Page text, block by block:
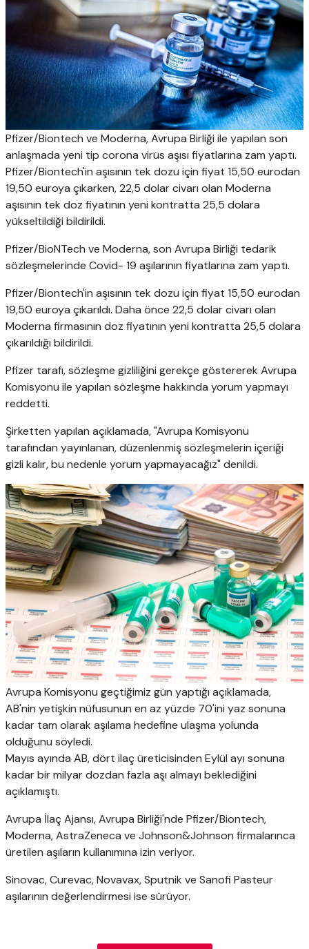
Pfizer/Biontech ve Moderna, Avrupa Birliği ile yapılan son
anlaşmada yeni tip corona virüs aşısı fiyatlarına zam yaptı.
Pfizer/Biontech'in aşısının tek dozu için fiyat 15,50 eurodan
19,50 euroya çıkarken, 22,5 dolar civarı olan Moderna
aşısının tek doz fiyatının yeni kontratta 25,5 dolara
yükseltildiği bildirildi.
Pfizer/BioNTech ve Moderna, son Avrupa Birliği tedarik
sözleşmelerinde Covid- 19 aşılarının fiyatlarına zam yaptı.
Pfizer/Biontech'in aşısının tek dozu için fiyat 15,50 eurodan
19,50 euroya çıkarıldı. Daha önce 22,5 dolar civarı olan
Moderna firmasının doz fiyatının yeni kontratta 25,5 dolara
çıkarıldığı bildirildi.
Pfizer tarafı, sözleşme gizliliğini gerekçe göstererek Avrupa
Komisyonu ile yapılan sözleşme hakkında yorum yapmayı
reddetti.
Şirketten yapılan açıklamada, "Avrupa Komisyonu
tarafından yayınlanan, düzenlenmiş sözleşmelerin içeriği
gizli kalır, bu nedenle yorum yapmayacağız" denildi.
Avrupa Komisyonu geçtiğimiz gün yaptığı açıklamada,
AB'nin yetişkin nüfusunun en az yüzde 70'ini yaz sonuna
kadar tam olarak aşılama hedefine ulaşma yolunda
olduğunu söyledi.
Mayıs ayında AB, dört ilaç üreticisinden Eylül ayı sonuna
kadar bir milyar dozdan fazla aşı almayı beklediğini
açıklamıştı.
Avrupa İlaç Ajansı, Avrupa Birliği'nde Pfizer/Biontech,
Moderna, AstraZeneca ve Johnson&Johnson firmalarınca
üretilen aşıların kullanımına izin veriyor.
Sinovac, Curevac, Novavax, Sputnik ve Sanofi Pasteur
aşılarının değerlendirmesi ise sürüyor.